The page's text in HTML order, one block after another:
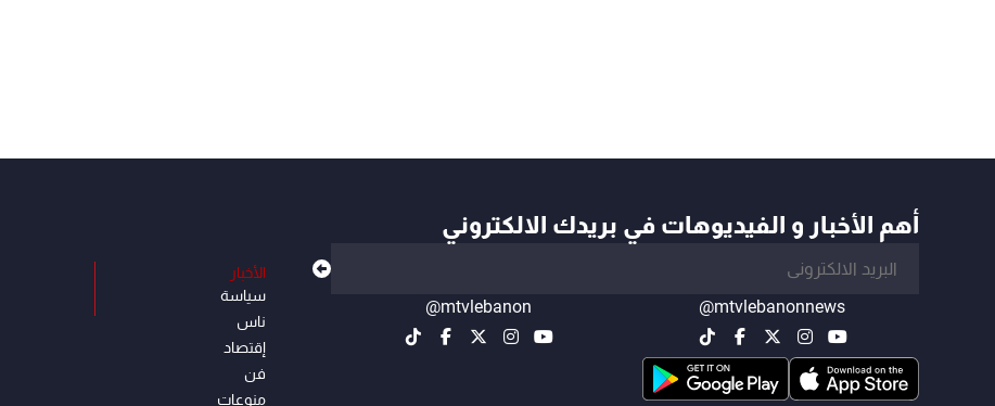
أهم الأخبار و الفيديوهات في بريدك الالكتروني
@mtvlebanonnews
@mtvlebanon
الأخبار
سياسة
ناس
إقتصاد
فن
منوعات